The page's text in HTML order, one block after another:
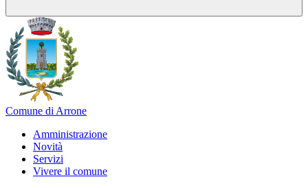
Comune di Arrone
Amministrazione
Novità
Servizi
Vivere il comune